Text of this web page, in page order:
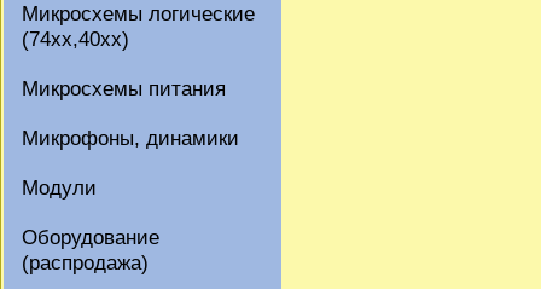
Микросхемы логические
(74xx,40xx)
Микросхемы питания
Микрофоны, динамики
Модули
Оборудование
(распродажа)